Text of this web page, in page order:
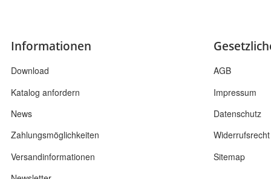
Informationen
Download
Katalog anfordern
News
Zahlungsmöglichkeiten
Versandinformationen
AGB
Impressum
Datenschutz
Widerrufsrecht
Sitemap